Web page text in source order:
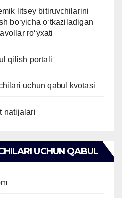
litsey bitiruvchilarini
bo‘yicha o‘tkaziladigan
ro‘yxati
qilish portali
uchun qabul kvotasi
natijalari
UCHUN QABUL